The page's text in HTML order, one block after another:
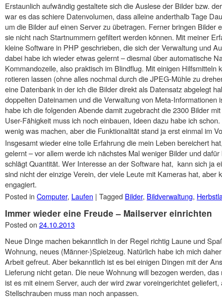
Erstaunlich aufwändig gestaltete sich die Auslese der Bilder bzw.
war es das schiere Datenvolumen, dass alleine anderthalb Tage
um die Bilder auf einen Server zu übetragen. Ferner bringen Bilder
sie nicht nach Startnummern gefiltert werden können. Mit meiner
kleine Software in PHP geschrieben, die sich der Verwaltung und
dabei habe ich wieder etwas gelernt – diesmal über automatische
Kommandozeile, also praktisch im Blindflug. Mit einigen Hilfsmitteln
rotieren lassen (ohne alles nochmal durch die JPEG-Mühle zu
eine Datenbank in der ich die Bilder direkt als Datensatz abgelegt
doppelten Dateinamen und die Verwaltung von Meta-Informationen
habe ich die folgenden Abende damit zugebracht die 2300 Bilder
User-Fähigkeit muss ich noch einbauen, Ideen dazu habe ich
wenig was machen, aber die Funktionalität stand ja erst einmal im
Insgesamt wieder eine tolle Erfahrung die mein Leben bereichert
gelernt – vor allem werde ich nächstes Mal weniger Bilder und
schlägt Quantität. Wer Interesse an der Software hat, kann sich ja
sind nicht der einzige Verein, der viele Leute mit Kameras hat, aber
engagiert.
Posted in Computer, Laufen | Tagged Bilder, Bildverwaltung,
Immer wieder eine Freude – Mailserver einrichten
Posted on 24.10.2013
Neue Dinge machen bekanntlich in der Regel richtig Laune und
Wohnung, neues (Männer-)Spielzeug. Natürlich habe ich mich
Arbeit gefreut. Aber bekanntlich ist es bei einigen Dingen mit der
Lieferung nicht getan. Die neue Wohnung will bezogen werden,
ist es mit einem Server, auch der wird zwar voreingerichtet
Stellschrauben muss man noch anpassen.